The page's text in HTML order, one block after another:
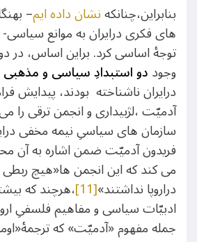
بنابراین،چنانکهنشان داده ایم–
های فکری درایران به موانع
توجۀ اساسی کرد. براین اساس، در
وجوددو استبدادِ سیاسی و مذهبی
درایران ناشناخته بودند، پیدایش
آدمیّت ،لژبیداری و انجمن ترقی را
سازمان های سیاسیِ نیمه مخفی
فریدون آدمیّت ضمن اشاره به آن
می کند که این انجمن ها«هیچ ربطی
دراروپا نداشتند»[11] ،هرچند که
ادبیّات سیاسی و مفاهیم فلسفیِ
جمله مفهوم «آدمیّت» که